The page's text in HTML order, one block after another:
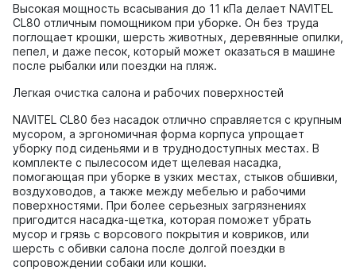
Высокая мощность всасывания до 11 кПа делает NAVITEL
CL80 отличным помощником при уборке. Он без труда
поглощает крошки, шерсть животных, деревянные опилки,
пепел, и даже песок, который может оказаться в машине
после рыбалки или поездки на пляж.
Легкая очистка салона и рабочих поверхностей
NAVITEL CL80 без насадок отлично справляется с крупным
мусором, а эргономичная форма корпуса упрощает
уборку под сиденьями и в труднодоступных местах. В
комплекте с пылесосом идет щелевая насадка,
помогающая при уборке в узких местах, стыков обшивки,
воздуховодов, а также между мебелью и рабочими
поверхностями. При более серьезных загрязнениях
пригодится насадка-щетка, которая поможет убрать
мусор и грязь с ворсового покрытия и ковриков, или
шерсть с обивки салона после долгой поездки в
сопровождении собаки или кошки.